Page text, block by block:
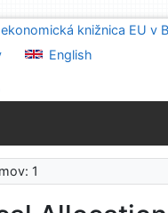
webovej prístupnosti
English
1